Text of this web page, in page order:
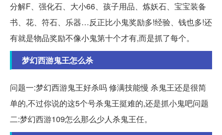
分解F、强化石、大小66、孩子用品、炼妖石、宝宝装备
书、花、符石、乐器…反正比小鬼奖励多!经验、钱也多!还
有就是物品奖励不像小鬼第十个才有,而是抓了每个。
梦幻西游鬼王怎么杀
问题一:梦幻西游鬼王好杀吗 修满技能慢 杀鬼王还是很简
单的,不过你说的这5个号杀鬼王挺难的,还是抓小鬼吧问题
二:梦幻西游109怎么那么少人杀鬼王任。